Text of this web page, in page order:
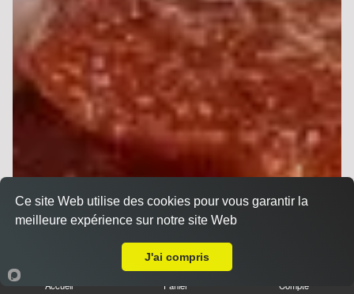
Accueil Panier Compte
Ce site Web utilise des cookies pour vous garantir la
meilleure expérience sur notre site Web
J'ai compris